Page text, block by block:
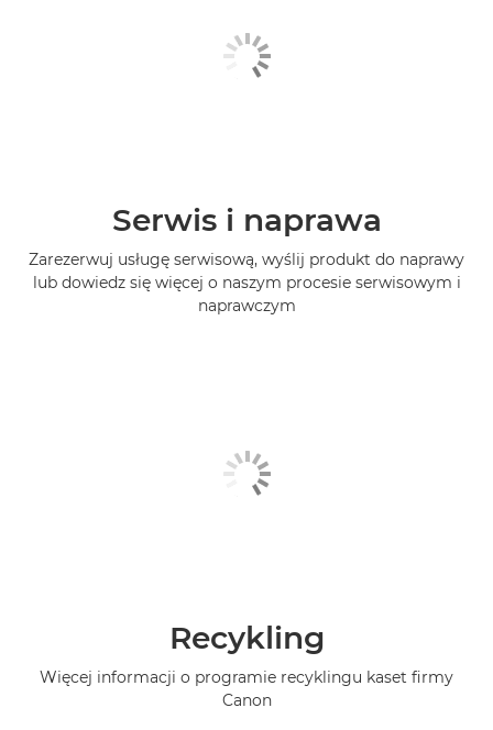
Serwis i naprawa
Zarezerwuj usługę serwisową, wyślij produkt do naprawy
lub dowiedz się więcej o naszym procesie serwisowym i
naprawczym
Recykling
Więcej informacji o programie recyklingu kaset firmy
Canon